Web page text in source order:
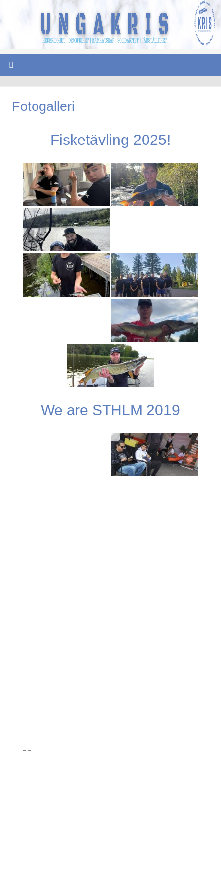
Fotogalleri
Fisketävling 2025!
We are STHLM 2019